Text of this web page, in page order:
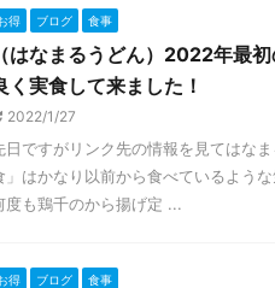
得 ブログ 食事
（はなまるうどん）2022年最
く実食して来ました！
2022/1/27
日ですがリンク先の情報を見てはな
」はかなり以前から食べているよう
度も鶏千のから揚げ定 ...
得 ブログ 食事